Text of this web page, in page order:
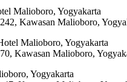
Malioboro, Yogyakarta
Kawasan Malioboro,
Malioboro, Yogyakarta
Kawasan Malioboro,
Yogyakarta